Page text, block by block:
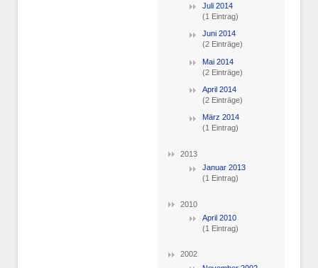
Juli 2014
(1 Eintrag)
Juni 2014
(2 Einträge)
Mai 2014
(2 Einträge)
April 2014
(2 Einträge)
März 2014
(1 Eintrag)
2013
Januar 2013
(1 Eintrag)
2010
April 2010
(1 Eintrag)
2002